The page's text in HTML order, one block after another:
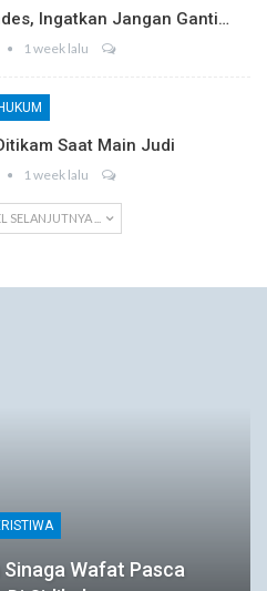
Ingatkan Jangan Ganti…
1 week lalu
HUKUM
Saat Main Judi
1 week lalu
SELANJUTNYA ...
Wafat Pasca